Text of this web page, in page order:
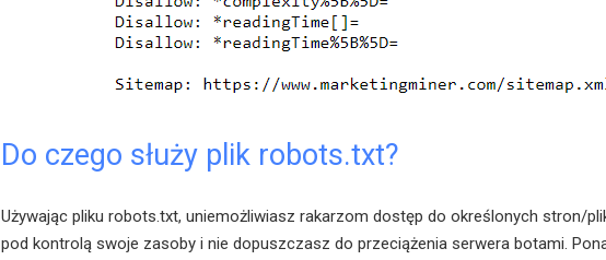
Do czego służy plik robots.txt?
Używając pliku robots.txt, uniemożliwiasz rakarzom dostęp do określonych stron/
pod kontrolą swoje zasoby i nie dopuszczasz do przeciążenia serwera botami.